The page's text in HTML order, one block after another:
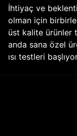
İhtiyaç ve
olman için
üst kalite ürünler
anda sana özel
ısı testleri